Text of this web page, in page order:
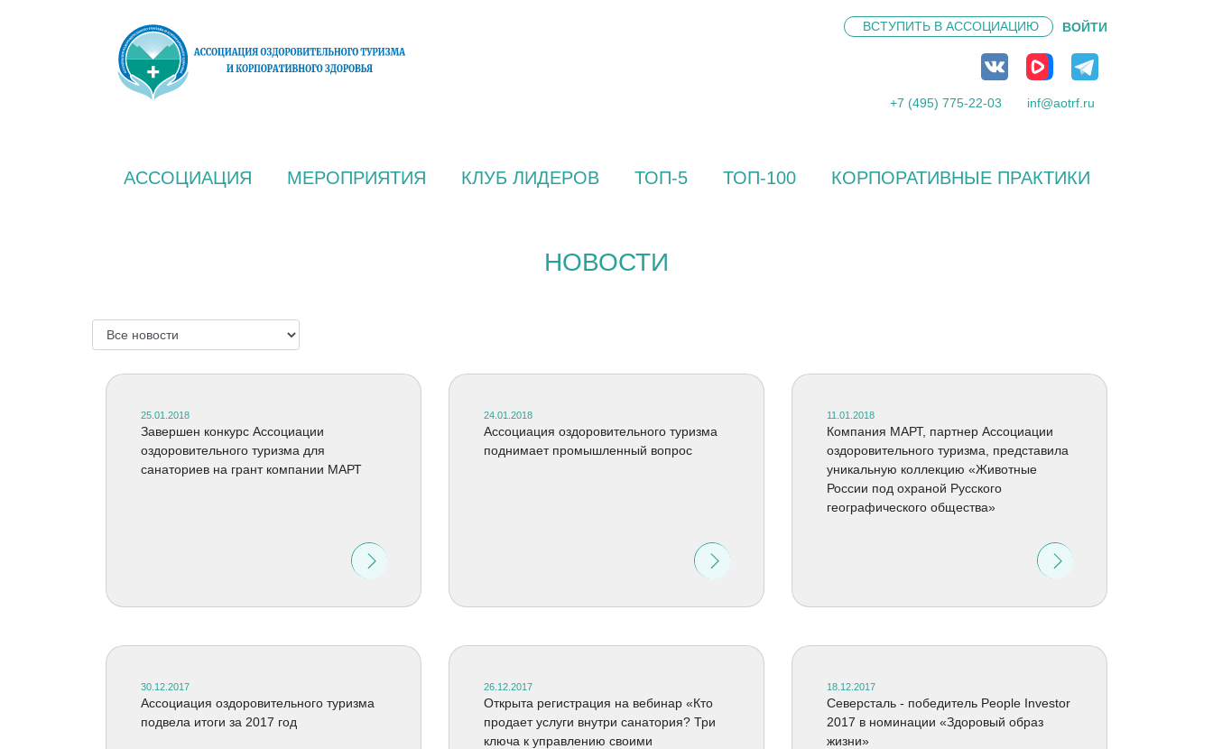
ВСТУПИТЬ В АССОЦИАЦИЮ ВОЙТИ
+7 (495) 775-22-03 inf@aotrf.ru
АССОЦИАЦИЯ МЕРОПРИЯТИЯ КЛУБ ЛИДЕРОВ ТОП-5 ТОП-100 КОРПОРАТИВНЫЕ ПРАКТИКИ
НОВОСТИ
25.01.2018
Завершен конкурс Ассоциации
оздоровительного туризма для
санаториев на грант компании МАРТ
24.01.2018
Ассоциация оздоровительного туризма
поднимает промышленный вопрос
11.01.2018
Компания МАРТ, партнер Ассоциации
оздоровительного туризма, представила
уникальную коллекцию «Животные
России под охраной Русского
географического общества»
30.12.2017
Ассоциация оздоровительного туризма
подвела итоги за 2017 год
26.12.2017
Открыта регистрация на вебинар «Кто
продает услуги внутри санатория? Три
ключа к управлению своими
18.12.2017
Северсталь - победитель People Investor
2017 в номинации «Здоровый образ
жизни»